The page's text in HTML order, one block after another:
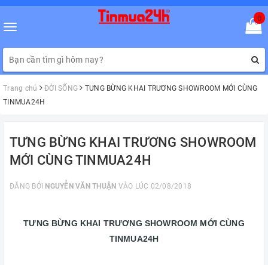
Toggle
0
Trang chủ ĐỜI SỐNG
TƯNG BỪNG KHAI TRƯƠNG SHOWROOM MỚI CÙNG
TINMUA24H
TƯNG BỪNG KHAI TRƯƠNG SHOWROOM
MỚI CÙNG TINMUA24H
ĐĂNG BỞI NGUYỄN VĂN THUẬN VÀO LÚC 02/08/2018
TƯNG BỪNG KHAI TRƯƠNG SHOWROOM MỚI CÙNG
TINMUA24H